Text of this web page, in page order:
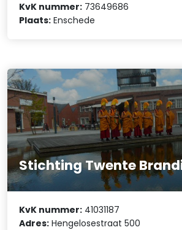
KvK nummer: 73649686
Plaats: Enschede
Stichting Twente
KvK nummer: 41031187
Adres: Hengelosestraat 500